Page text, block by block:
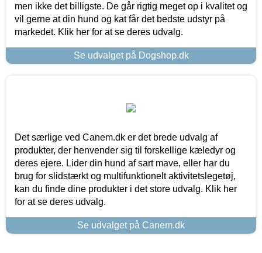
men ikke det billigste. De går rigtig meget op i kvalitet og
vil gerne at din hund og kat får det bedste udstyr på
markedet. Klik her for at se deres udvalg.
Se udvalget på Dogshop.dk
Det særlige ved Canem.dk er det brede udvalg af
produkter, der henvender sig til forskellige kæledyr og
deres ejere. Lider din hund af sart mave, eller har du
brug for slidstærkt og multifunktionelt aktivitetslegetøj,
kan du finde dine produkter i det store udvalg. Klik her
for at se deres udvalg.
Se udvalget på Canem.dk